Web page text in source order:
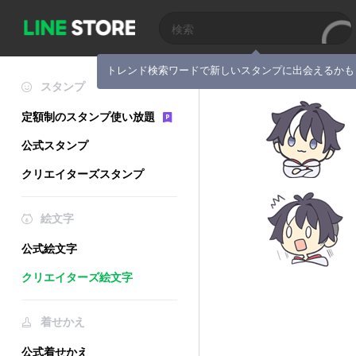
トレンド検索ワードで新しいスタンプに出会えるか
スタンプ
定額制のスタンプ使い放題
公式スタンプ
クリエイターズスタンプ
絵文字
公式絵文字
クリエイターズ絵文字
着せかえ
公式着せかえ